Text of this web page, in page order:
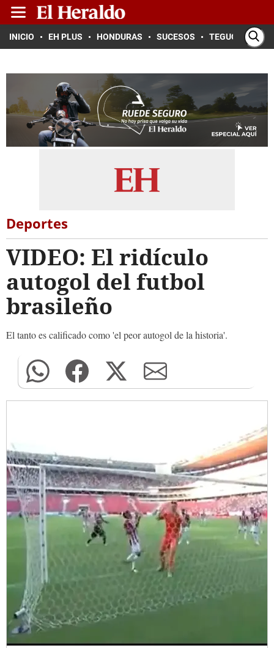
INICIO EH PLUS HONDURAS SUCESOS TEGUCIGALPA
Deportes
VIDEO: El ridículo
autogol del futbol
brasileño
El tanto es calificado como 'el peor autogol de la historia'.